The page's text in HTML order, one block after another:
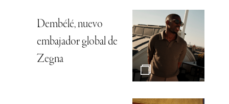
Dembélé, nuevo
embajador global de
Zegna